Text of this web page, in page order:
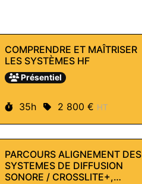
COMPRENDRE ET MAÎTRISER
LES SYSTÈMES HF
Présentiel
Durée :
35h Prix :
2 800 € HT
PARCOURS ALIGNEMENT DES
SYSTEMES DE DIFFUSION
SONORE / CROSSLITE+,